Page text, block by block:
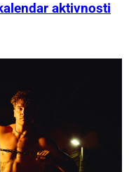
aktivnosti